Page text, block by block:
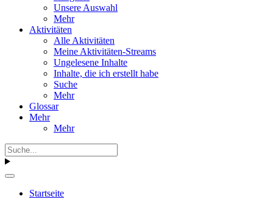
Unsere Auswahl
Mehr
Aktivitäten
Alle Aktivitäten
Meine Aktivitäten-Streams
Ungelesene Inhalte
Inhalte, die ich erstellt habe
Suche
Mehr
Glossar
Mehr
Mehr
Startseite